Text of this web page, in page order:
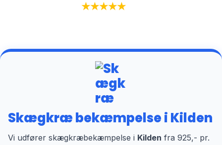
★★★★★
Skægkræ bekæmpelse i Kilden
Vi udfører skægkræbekæmpelse i Kilden fra 925,- pr.